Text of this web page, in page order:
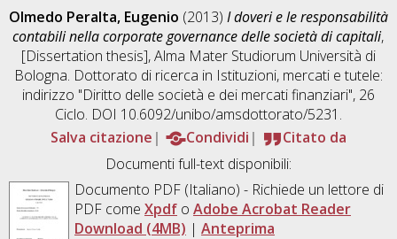
Olmedo Peralta, Eugenio (2013) I doveri e le responsabilità
contabili nella corporate governance delle società di capitali,
[Dissertation thesis], Alma Mater Studiorum Università di
Bologna. Dottorato di ricerca in Istituzioni, mercati e tutele:
indirizzo "Diritto delle società e dei mercati finanziari", 26
Ciclo. DOI 10.6092/unibo/amsdottorato/5231.
Salva citazione
Condividi
Citato da
Documenti full-text disponibili:
Documento PDF(Italiano) - Richiede un lettore di
PDF come Xpdfo Adobe Acrobat Reader
Download (4MB) | Anteprima